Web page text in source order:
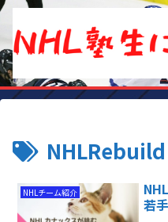
NHLRebuild
NHLチーム紹介
若